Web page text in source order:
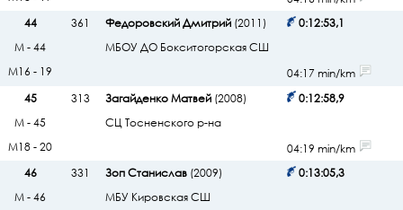
44
361 Федоровский Дмитрий(2011)
МБОУ ДО Бокситогорская СШ
0:12:53,1
М - 44
М16 - 19
04:17 min/km
45
313 Загайденко Матвей(2008)
СЦ Тосненского р-на
0:12:58,9
М - 45
М18 - 20
04:19 min/km
46
331 Зоп Станислав(2009)
МБУ Кировская СШ
0:13:05,3
М - 46